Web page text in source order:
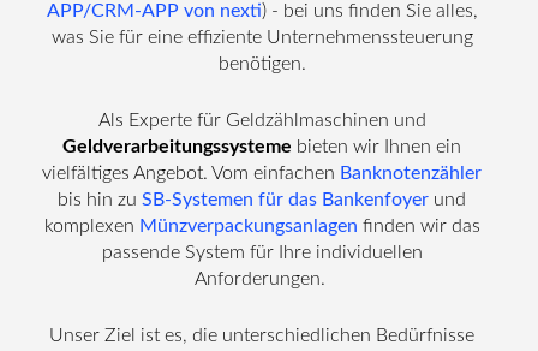
APP/CRM-APP von nexti) - bei uns finden Sie alles,
was Sie für eine effiziente Unternehmenssteuerung
benötigen.
Als Experte für Geldzählmaschinen und
Geldverarbeitungssysteme bieten wir Ihnen ein
vielfältiges Angebot. Vom einfachen Banknotenzähler
bis hin zu SB-Systemen für das Bankenfoyer und
komplexen Münzverpackungsanlagen finden wir das
passende System für Ihre individuellen
Anforderungen.
Unser Ziel ist es, die unterschiedlichen Bedürfnisse